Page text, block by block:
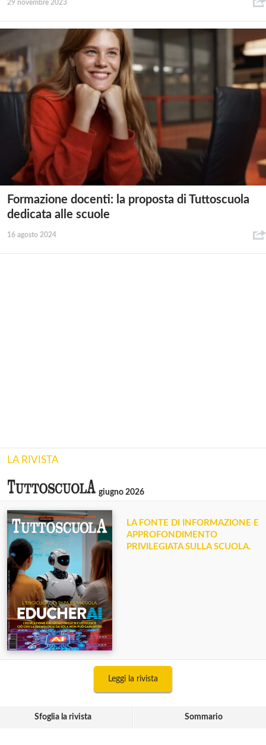
29 novembre 2023
Formazione docenti: la proposta di Tuttoscuola
dedicata alle scuole
16 agosto 2024
LA RIVISTA
giugno 2026
LA FONTE DI INFORMAZIONE E
APPROFONDIMENTO
PRIVILEGIATA SULLA SCUOLA.
Leggi la rivista
Sfoglia la rivista Sommario